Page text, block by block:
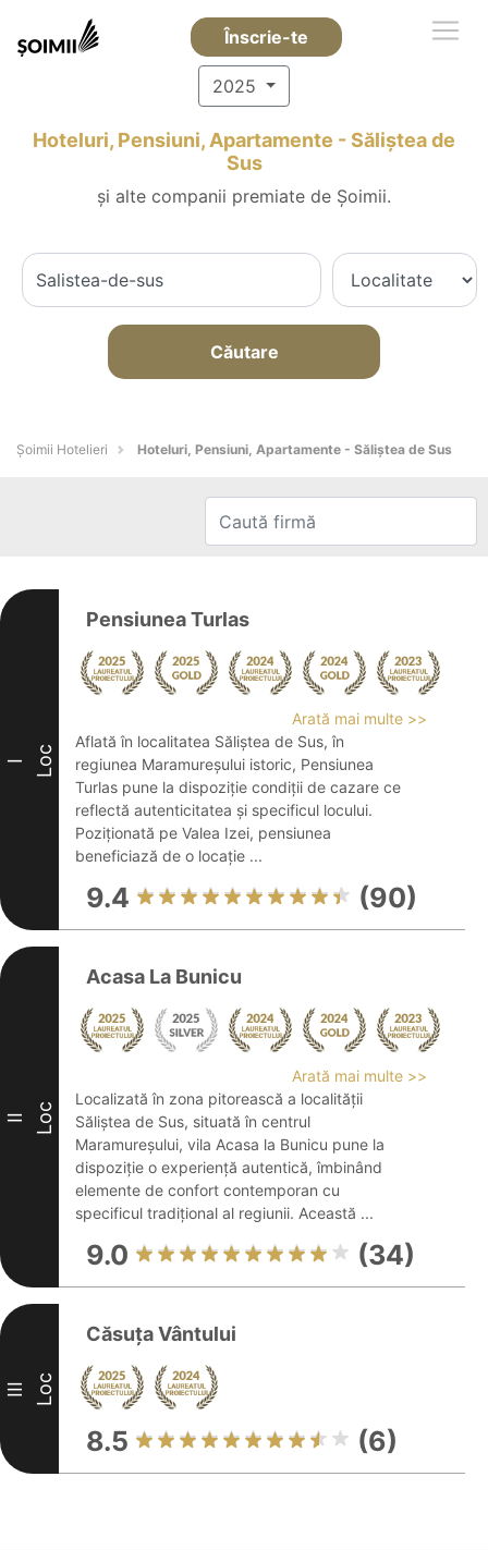
Înscrie-te
2025
Hoteluri, Pensiuni, Apartamente - Săliştea de
Sus
și alte companii premiate de Șoimii.
Căutare
Șoimii Hotelieri Hoteluri, Pensiuni, Apartamente - Săliştea de Sus
I Loc
Pensiunea Turlas
Arată mai multe >>
Aflată în localitatea Săliștea de Sus, în
regiunea Maramureșului istoric, Pensiunea
Turlas pune la dispoziție condiții de cazare ce
reflectă autenticitatea și specificul locului.
Poziționată pe Valea Izei, pensiunea
beneficiază de o locație ...
9.4 (90)
II Loc
Acasa La Bunicu
Arată mai multe >>
Localizată în zona pitorească a localității
Săliștea de Sus, situată în centrul
Maramureșului, vila Acasa la Bunicu pune la
dispoziție o experiență autentică, îmbinând
elemente de confort contemporan cu
specificul tradițional al regiunii. Această ...
9.0 (34)
III Loc
Căsuța Vântului
8.5 (6)